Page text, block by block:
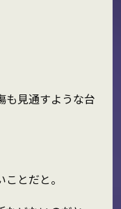
も見通すような台
とだと。